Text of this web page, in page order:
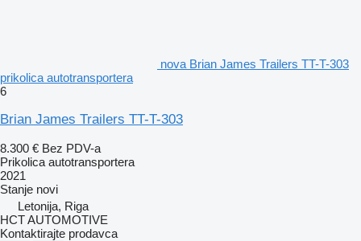
nova Brian James Trailers TT-T-303
prikolica autotransportera
6
Brian James Trailers TT-T-303
8.300 € Bez PDV-a
Prikolica autotransportera
2021
Stanje novi
Letonija, Riga
HCT AUTOMOTIVE
Kontaktirajte prodavca